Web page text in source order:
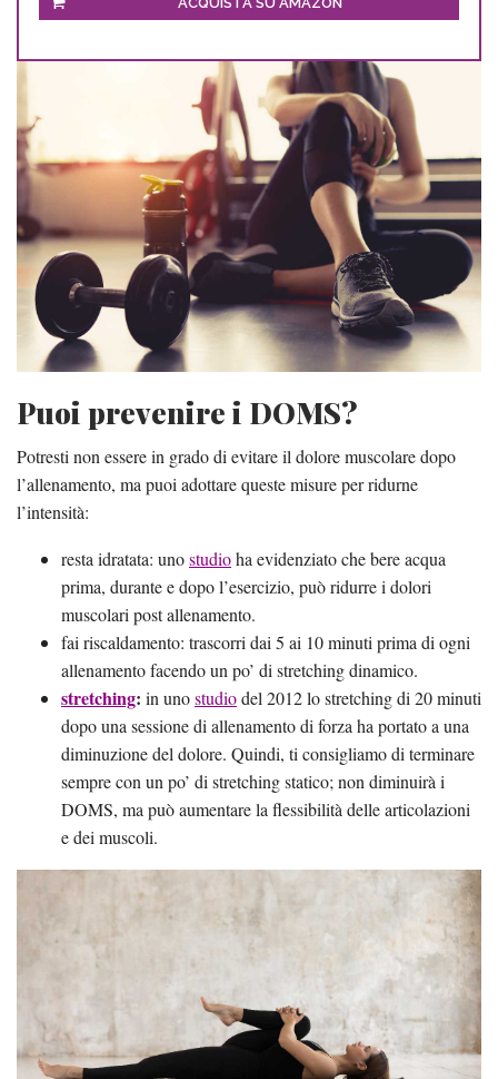
Puoi prevenire i DOMS?
Potresti non essere in grado di evitare il dolore muscolare dopo
l’allenamento, ma puoi adottare queste misure per ridurne
l’intensità:
resta idratata: unostudioha evidenziato che bere acqua
prima, durante e dopo l’esercizio, può ridurre i dolori
muscolari post allenamento.
fai riscaldamento: trascorri dai 5 ai 10 minuti prima di ogni
allenamento facendo un po’ di stretching dinamico.
stretching: in unostudiodel 2012 lo stretching di 20 minuti
dopo una sessione di allenamento di forza ha portato a una
diminuzione del dolore. Quindi, ti consigliamo di terminare
sempre con un po’ di stretching statico; non diminuirà i
DOMS, ma può aumentare la flessibilità delle articolazioni
e dei muscoli.